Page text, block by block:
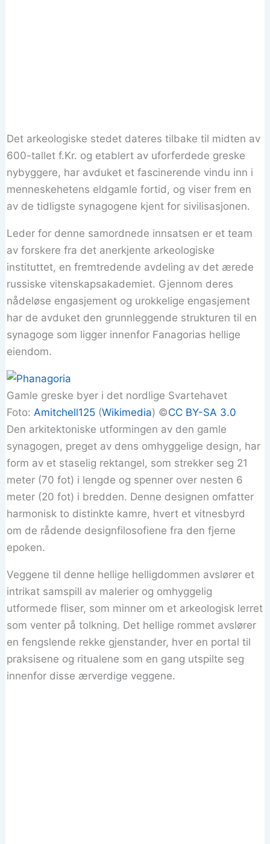
Det arkeologiske stedet dateres tilbake til midten av
600-tallet f.Kr. og etablert av uforferdede greske
nybyggere, har avduket et fascinerende vindu inn i
menneskehetens eldgamle fortid, og viser frem en
av de tidligste synagogene kjent for sivilisasjonen.
Leder for denne samordnede innsatsen er et team
av forskere fra det anerkjente arkeologiske
instituttet, en fremtredende avdeling av det ærede
russiske vitenskapsakademiet. Gjennom deres
nådeløse engasjement og urokkelige engasjement
har de avduket den grunnleggende strukturen til en
synagoge som ligger innenfor Fanagorias hellige
eiendom.
Gamle greske byer i det nordlige Svartehavet
Foto: Amitchell125 (Wikimedia) ©️CC BY-SA 3.0
Den arkitektoniske utformingen av den gamle
synagogen, preget av dens omhyggelige design, har
form av et staselig rektangel, som strekker seg 21
meter (70 fot) i lengde og spenner over nesten 6
meter (20 fot) i bredden. Denne designen omfatter
harmonisk to distinkte kamre, hvert et vitnesbyrd
om de rådende designfilosofiene fra den fjerne
epoken.
Veggene til denne hellige helligdommen avslører et
intrikat samspill av malerier og omhyggelig
utformede fliser, som minner om et arkeologisk lerret
som venter på tolkning. Det hellige rommet avslører
en fengslende rekke gjenstander, hver en portal til
praksisene og ritualene som en gang utspilte seg
innenfor disse ærverdige veggene.